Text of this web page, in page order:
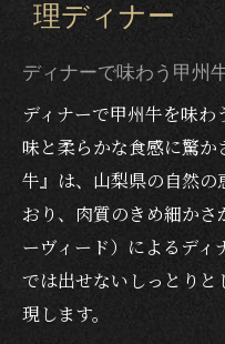
ト解説
堪能
特別な夜を彩る甲
ディナーで輝
河口湖ならで
方
誕生日やプロ
理由
理ディナー
ディナーで味わう甲州
ディナーで甲州牛を味
味と柔らかな食感に驚か
牛』は、山梨県の自然
おり、肉質のきめ細か
ーヴィード）によるディ
では出せないしっとり
現します。